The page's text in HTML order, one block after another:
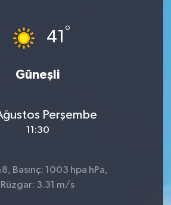
41°
Güneşli
Perşembe
11:30
Basınç: 1003 hpa hPa,
Rüzgar: 3.31 m/s